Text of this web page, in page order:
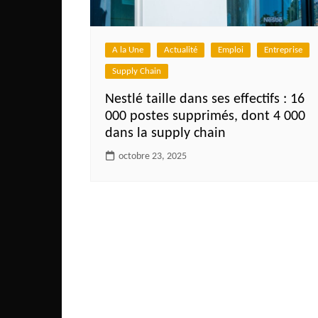
Côte d’Ivoire
Egypte
Gabon
Gambie
A la Une Actualité Emploi Entreprise
Supply Chain
Nestlé taille dans ses effectifs : 16
000 postes supprimés, dont 4 000
dans la supply chain
octobre 23, 2025